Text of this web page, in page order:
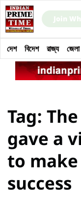
Join
দেশ বিদেশ রাজ্য জেলা
Tag:
gave a
to make
success